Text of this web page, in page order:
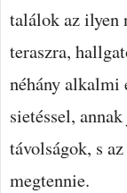
találok az ilyen
teraszra,
néhány alkalmi
sietéssel,
távolságok, s
megtennie.